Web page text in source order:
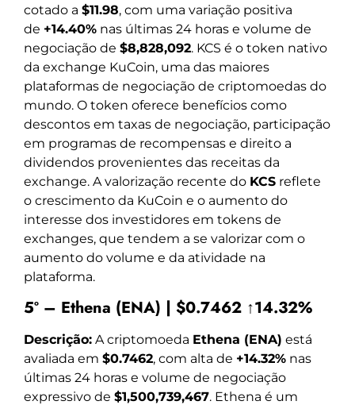
cotado a $11.98, com uma variação positiva
de +14.40% nas últimas 24 horas e volume de
negociação de $8,828,092. KCS é o token nativo
da exchange KuCoin, uma das maiores
plataformas de negociação de criptomoedas do
mundo. O token oferece benefícios como
descontos em taxas de negociação, participação
em programas de recompensas e direito a
dividendos provenientes das receitas da
exchange. A valorização recente do KCS reflete
o crescimento da KuCoin e o aumento do
interesse dos investidores em tokens de
exchanges, que tendem a se valorizar com o
aumento do volume e da atividade na
plataforma.
5º – Ethena (ENA) | $0.7462 ↑14.32%
Descrição: A criptomoeda Ethena (ENA) está
avaliada em $0.7462, com alta de +14.32% nas
últimas 24 horas e volume de negociação
expressivo de $1,500,739,467. Ethena é um